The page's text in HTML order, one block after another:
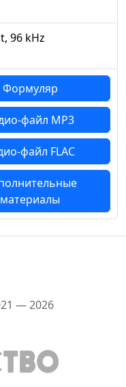
96 kHz
Формуляр
файл MP3
файл FLAC
материалы
— 2026